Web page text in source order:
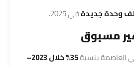
في 2025.
العاصمة بنسبة
35% خلال 2023–